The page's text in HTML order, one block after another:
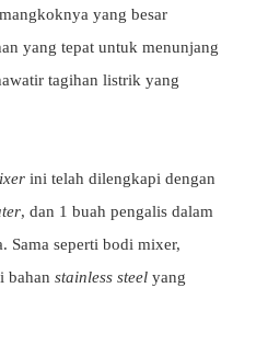
yang besar
yang tepat untuk menunjang
tagihan listrik yang
ini telah dilengkapi dengan
, dan 1 buah pengalis dalam
Sama seperti bodi mixer,
bahan stainless steel yang